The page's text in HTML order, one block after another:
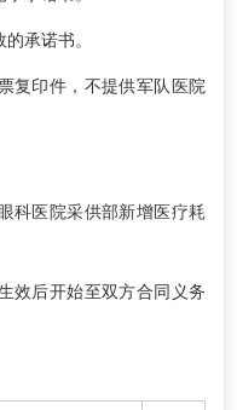
承诺书。
复印件，不提供军队医院
科医院采供部新增医疗耗
效后开始至双方合同义务